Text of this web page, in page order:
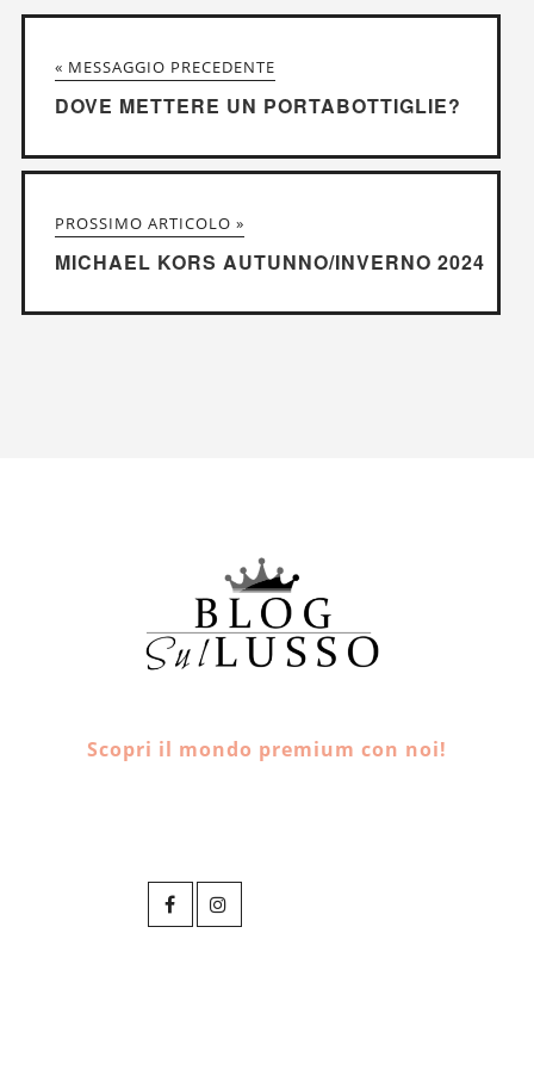
« MESSAGGIO PRECEDENTE
DOVE METTERE UN PORTABOTTIGLIE?
PROSSIMO ARTICOLO »
MICHAEL KORS AUTUNNO/INVERNO 2024
Scopri il mondo premium con noi!